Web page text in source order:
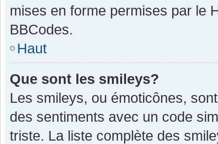
mises en forme permises par le
BBCodes.
Haut
Que sont les smileys?
Les smileys, ou émoticônes,
des sentiments avec un code
triste. La liste complète des